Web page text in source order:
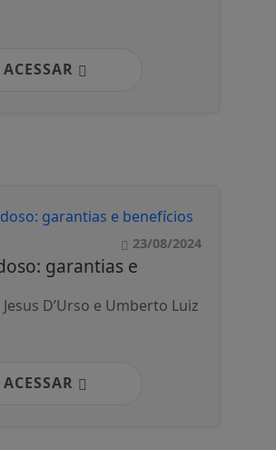
ACESSAR
23/08/2024
garantias e
D’Urso e Umberto Luiz
ACESSAR